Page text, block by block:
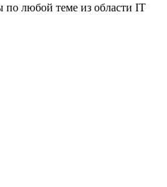
по любой теме из области IT